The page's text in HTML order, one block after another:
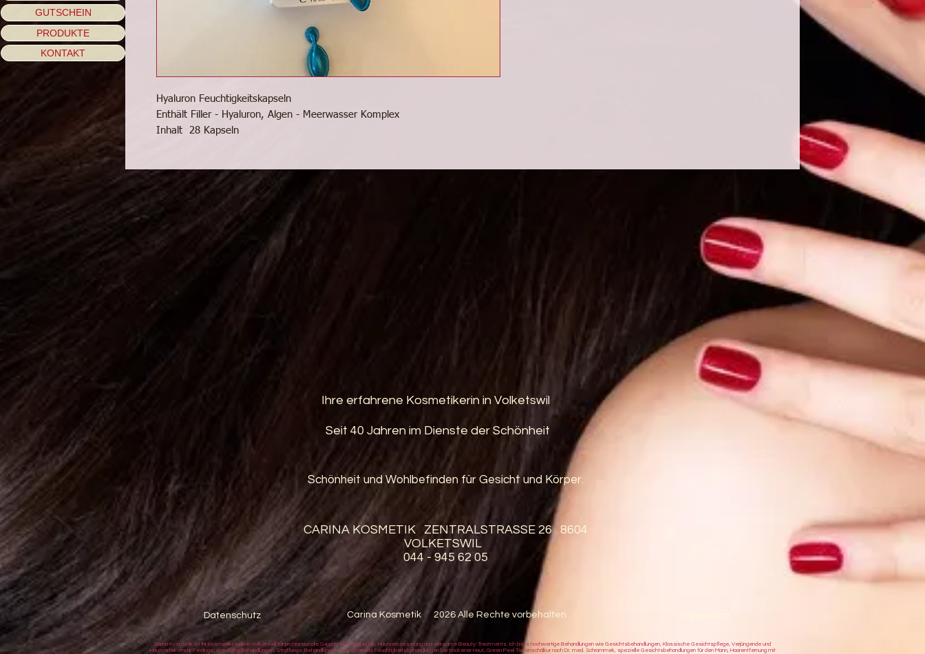
Hyaluron Feuchtigkeitskapseln
Enthält Filler - Hyaluron, Algen - Meerwasser Komplex
Inhalt 28 Kapseln
GUTSCHEIN
PRODUKTE
KONTAKT
Ihre erfahrene Kosmetikerin in Volketswil
Seit 40 Jahren im Dienste der Schönheit
Schönheit und Wohlbefinden für Gesicht und Körper.
CARINA KOSMETIK ZENTRALSTRASSE 26 8604
VOLKETSWIL
044 - 945 62 05
Datenschutz Carina Kosmetik 2026 Alle Rechte vorbehalten
Carina Kosmetik ist Ihr Kosmetikstudio in Volketswil für professionelle Gesichtsbehandlungen, Hautverbesserung und wirksame Beauty-Treatments. Ich biete hochwertige Behandlungen wie Gesichtsbehandlungen, Klassische Gesichtspflege, Verjüngende und
Hautverfeinernde Peelings, Anti-Aging Behandlungen, Straffungs-Behandlungen, aufpolsternde Feuchtigkeitsbehandlungen bei trockener Haut, Green Peel Tiefenschälkur nach Dr. med. Schrammek, spezielle Gesichtsbehandlungen für den Mann, Haarentfernung mit